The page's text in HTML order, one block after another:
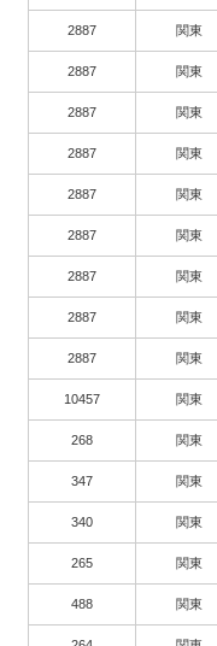
2887 関東
2887 関東
2887 関東
2887 関東
2887 関東
2887 関東
2887 関東
2887 関東
2887 関東
10457 関東
268 関東
347 関東
340 関東
265 関東
488 関東